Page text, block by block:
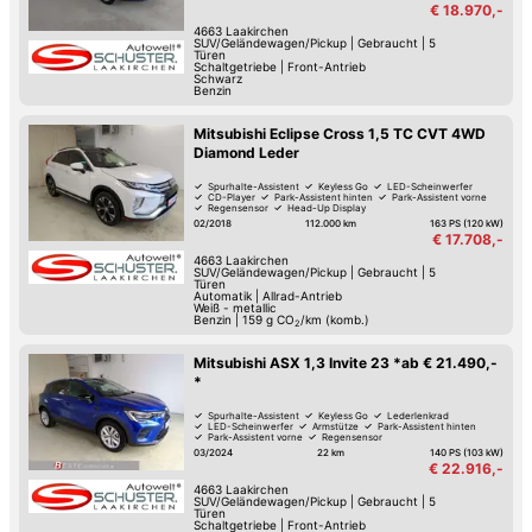
€ 18.970,-
4663 Laakirchen
SUV/Geländewagen/Pickup| Gebraucht
5
Türen
Schaltgetriebe| Front-Antrieb
Schwarz
Benzin
Mitsubishi Eclipse Cross 1,5 TC CVT 4WD
Diamond Leder
Spurhalte-Assistent Keyless Go
LED-Scheinwerfer
CD-Player
Park-Assistent hinten
Park-Assistent vorne
Regensensor
Head-Up Display
02/2018
112.000 km 163 PS (120 kW)
€ 17.708,-
4663 Laakirchen
SUV/Geländewagen/Pickup| Gebraucht
5
Türen
Automatik| Allrad-Antrieb
Weiß - metallic
Benzin
159 g CO2 /km (komb.)
Mitsubishi ASX 1,3 Invite 23 *ab € 21.490,-
*
Spurhalte-Assistent Keyless Go
Lederlenkrad
LED-Scheinwerfer
Armstütze
Park-Assistent hinten
Park-Assistent vorne
Regensensor
03/2024
22 km 140 PS (103 kW)
€ 22.916,-
4663 Laakirchen
SUV/Geländewagen/Pickup| Gebraucht
5
Türen
Schaltgetriebe| Front-Antrieb